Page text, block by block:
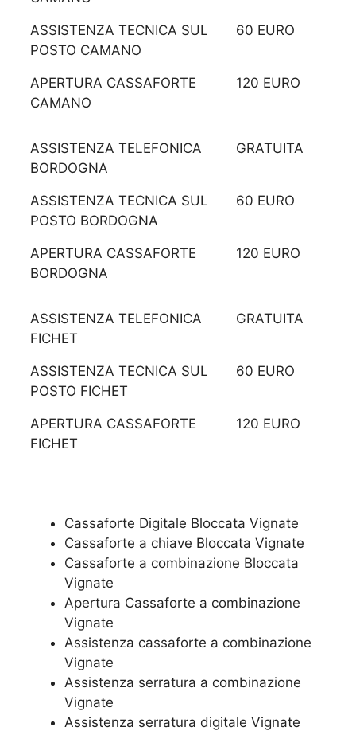
ASSISTENZA TECNICA SUL
POSTO CAMANO
60 EURO
APERTURA CASSAFORTE
CAMANO
120 EURO
ASSISTENZA TELEFONICA
BORDOGNA
GRATUITA
ASSISTENZA TECNICA SUL
POSTO BORDOGNA
60 EURO
APERTURA CASSAFORTE
BORDOGNA
120 EURO
ASSISTENZA TELEFONICA
FICHET
GRATUITA
ASSISTENZA TECNICA SUL
POSTO FICHET
60 EURO
APERTURA CASSAFORTE
FICHET
120 EURO
Cassaforte Digitale Bloccata Vignate
Cassaforte a chiave Bloccata Vignate
Cassaforte a combinazione Bloccata
Vignate
​Apertura Cassaforte a combinazione
Vignate
Assistenza cassaforte a combinazione
Vignate
​Assistenza serratura​ ​a combinazione
Vignate
Assistenza serratura ​digitale Vignate